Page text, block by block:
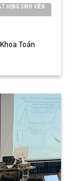
ĐỘNG SINH VIÊN
Toán